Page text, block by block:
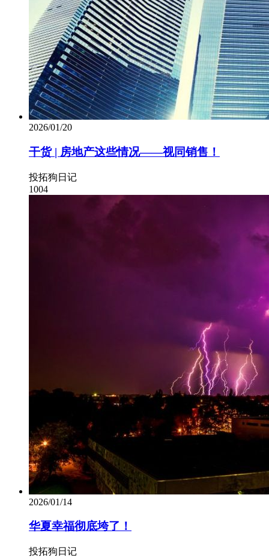
2026/01/20
干货 | 房地产这些情况——视同销售！
投拓狗日记
1004
2026/01/14
华夏幸福彻底垮了！
投拓狗日记